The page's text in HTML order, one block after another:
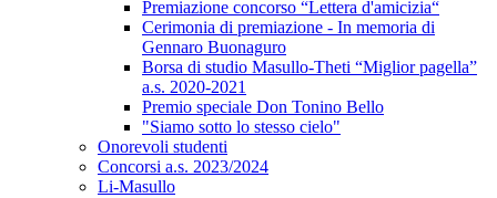
Premiazione concorso “Lettera d'amicizia“
Cerimonia di premiazione - In memoria di
Gennaro Buonaguro
Borsa di studio Masullo-Theti “Miglior pagella”
a.s. 2020-2021
Premio speciale Don Tonino Bello
"Siamo sotto lo stesso cielo"
Onorevoli studenti
Concorsi a.s. 2023/2024
Li-Masullo